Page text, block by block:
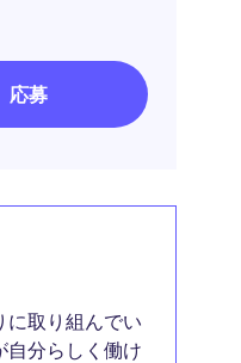
応募
に取り組んでい
自分らしく働け